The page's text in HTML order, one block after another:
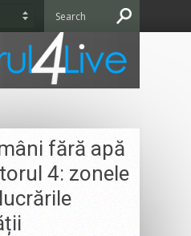
fără apă
4: zonele